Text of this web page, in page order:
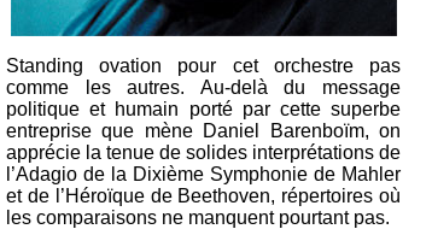
Standing ovation pour cet orchestre pas
comme les autres. Au-delà du message
politique et humain porté par cette superbe
entreprise que mène Daniel Barenboïm, on
apprécie la tenue de solides interprétations de
l’Adagio de la Dixième Symphonie de Mahler
et de l’Héroïque de Beethoven, répertoires où
les comparaisons ne manquent pourtant pas.